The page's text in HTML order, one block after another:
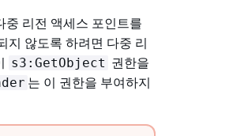
중 리전 액세스 포인트를
지 않도록 하려면 다중 리
s3:GetObject 권한을
는 이 권한을 부여하지